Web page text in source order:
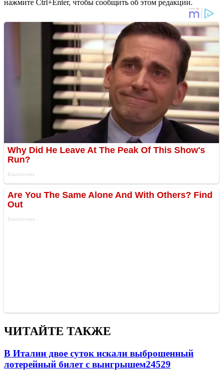
нажмите Ctrl+Enter, чтобы сообщить об этом редакции.
ЧИТАЙТЕ ТАКЖЕ
В Италии двое суток искали выброшенный
лотерейный билет с выигрышем24529